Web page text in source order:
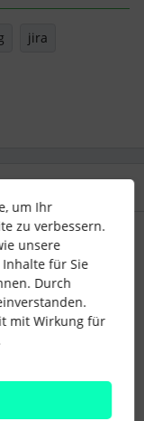
jira
years ago
vorhanden. Ein
Du kannst
um Ihr
zu verbessern.
unsere
für Sie
Durch
mit Wirkung für